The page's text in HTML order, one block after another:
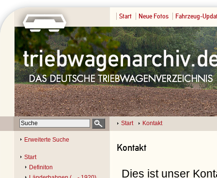
Start Neue Fotos Fahrzeug-
Start Kontakt
Erweiterte Suche
Start
Definiton
Kontakt
Dies ist unser